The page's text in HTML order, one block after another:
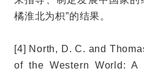
橘淮北为枳”的结果。
[4] North, D. C. and
of the Western World: A